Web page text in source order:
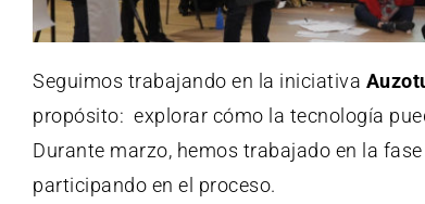
Seguimos trabajando en la iniciativa
propósito: explorar cómo la tecnología
Durante marzo, hemos trabajado en la
participando en el proceso.